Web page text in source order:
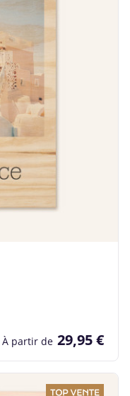
À partir de 29,95 €